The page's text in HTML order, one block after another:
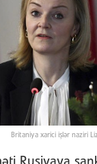
Britaniya xarici işlər naziri